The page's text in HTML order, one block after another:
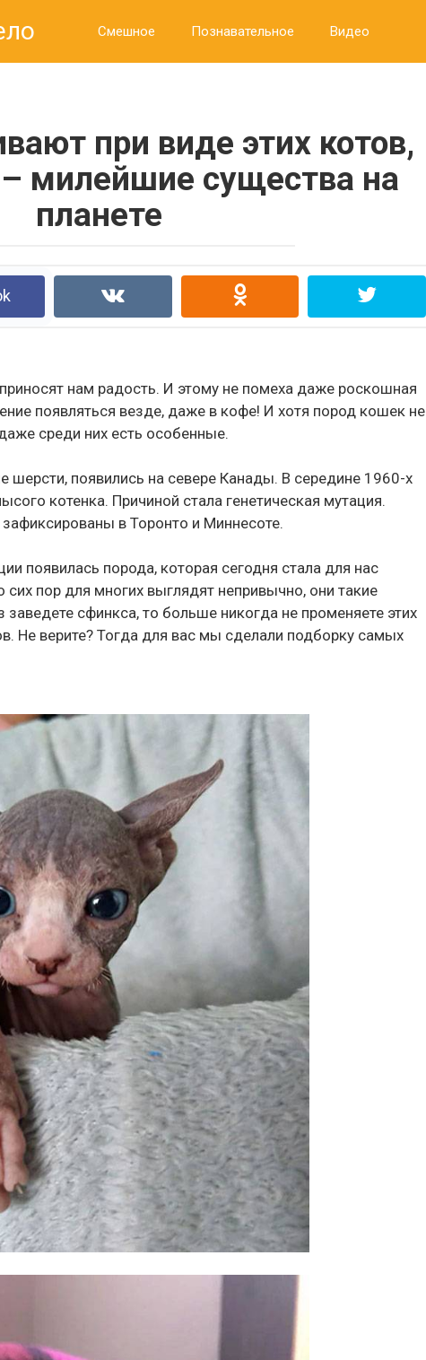
Смешное Познавательное Видео
при виде этих котов,
– милейшие существа на
планете
нам радость. И этому не помеха даже роскошная
появляться везде, даже в кофе! И хотя пород кошек не
среди них есть особенные.
шерсти, появились на севере Канады. В середине 1960-х
котенка. Причиной стала генетическая мутация.
в Торонто и Миннесоте.
появилась порода, которая сегодня стала для нас
пор для многих выглядят непривычно, они такие
заведете сфинкса, то больше никогда не променяете этих
Не верите? Тогда для вас мы сделали подборку самых